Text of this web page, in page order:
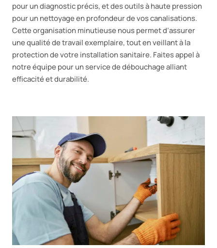
pour un diagnostic précis, et des outils à haute pression
pour un nettoyage en profondeur de vos canalisations.
Cette organisation minutieuse nous permet d’assurer
une qualité de travail exemplaire, tout en veillant à la
protection de votre installation sanitaire. Faites appel à
notre équipe pour un service de débouchage alliant
efficacité et durabilité.